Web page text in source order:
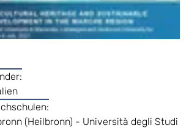
(Heilbronn) - Università degli Studi